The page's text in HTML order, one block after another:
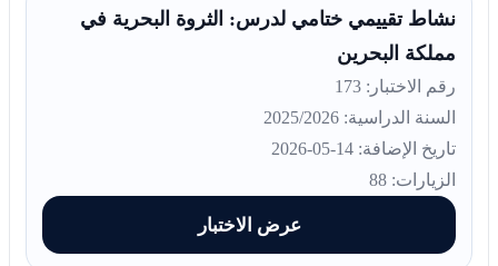
نشاط تقييمي ختامي لدرس: الثروة البحرية في
مملكة البحرين
رقم الاختبار: 173
السنة الدراسية: 2025/2026
تاريخ الإضافة: 14-05-2026
الزيارات: 88
عرض الاختبار